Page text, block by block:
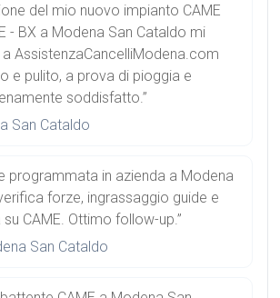
del mio nuovo impianto CAME
- BX a Modena San Cataldo mi
AssistenzaCancelliModena.com
e pulito, a prova di pioggia e
soddisfatto.”
San Cataldo
programmata in azienda a Modena
forze, ingrassaggio guide e
CAME. Ottimo follow-up.”
San Cataldo